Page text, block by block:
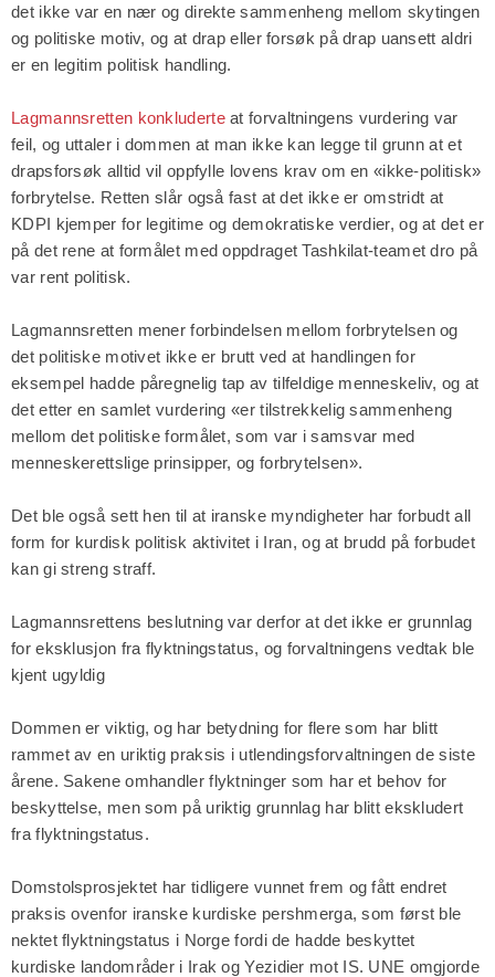
det ikke var en nær og direkte sammenheng mellom skytingen
og politiske motiv, og at drap eller forsøk på drap uansett aldri
er en legitim politisk handling.
Lagmannsretten konkluderteat forvaltningens vurdering var
feil, og uttaler i dommen at man ikke kan legge til grunn at et
drapsforsøk alltid vil oppfylle lovens krav om en «ikke-politisk»
forbrytelse. Retten slår også fast at det ikke er omstridt at
KDPI kjemper for legitime og demokratiske verdier, og at det er
på det rene at formålet med oppdraget Tashkilat-teamet dro på
var rent politisk.
Lagmannsretten mener forbindelsen mellom forbrytelsen og
det politiske motivet ikke er brutt ved at handlingen for
eksempel hadde påregnelig tap av tilfeldige menneskeliv, og at
det etter en samlet vurdering «er tilstrekkelig sammenheng
mellom det politiske formålet, som var i samsvar med
menneskerettslige prinsipper, og forbrytelsen».
Det ble også sett hen til at iranske myndigheter har forbudt all
form for kurdisk politisk aktivitet i Iran, og at brudd på forbudet
kan gi streng straff.
Lagmannsrettens beslutning var derfor at det ikke er grunnlag
for eksklusjon fra flyktningstatus, og forvaltningens vedtak ble
kjent ugyldig
Dommen er viktig, og har betydning for flere som har blitt
rammet av en uriktig praksis i utlendingsforvaltningen de siste
årene. Sakene omhandler flyktninger som har et behov for
beskyttelse, men som på uriktig grunnlag har blitt ekskludert
fra flyktningstatus.
Domstolsprosjektet har tidligere vunnet frem og fått endret
praksis ovenfor iranske kurdiske pershmerga, som først ble
nektet flyktningstatus i Norge fordi de hadde beskyttet
kurdiske landområder i Irak og Yezidier mot IS. UNE omgjorde